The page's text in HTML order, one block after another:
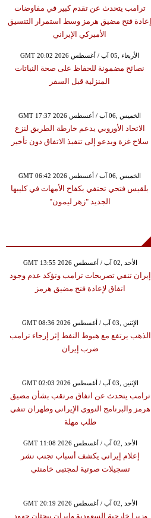
ترامب يتحدث عن تقدم كبير في مفاوضات
إعادة فتح مضيق هرمز وسط استمرار التنسيق
الأميركي الإيراني
GMT 20:02 2026 الأربعاء ,05 آب / أغسطس
نصائح مضمونة للحفاظ على صحة النباتات
المنزلية قبل السفر
GMT 17:37 2026 الخميس ,06 آب / أغسطس
الاتحاد الأوروبي يدعم خارطة الطريق لنزع
سلاح غزة ويدعو إلى تنفيذ الاتفاق دون تأخير
GMT 06:42 2026 الخميس ,06 آب / أغسطس
بلقيس فتحي تحتفي بكفاح الأمهات في كليبها
الجديد "زهر ليمون"
GMT 13:55 2026 الأحد ,02 آب / أغسطس
إيران تنفي تصريحات ترامب وتؤكد عدم وجود
اتفاق لإعادة فتح مضيق هرمز
GMT 08:36 2026 الإثنين ,03 آب / أغسطس
الذهب يرتفع مع هبوط النفط إثر إرجاء ترامب
ضرب إيران
GMT 02:03 2026 الإثنين ,03 آب / أغسطس
ترامب يتحدث عن اتفاق مرتقب بشأن مضيق
هرمز والبرنامج النووي الإيراني وطهران تنفي
طلب مهلة
GMT 11:08 2026 الأحد ,02 آب / أغسطس
إعلام إيراني يكشف أسباب تجنب نشر
تسجيلات صوتية لمجتبى خامنئي
GMT 20:19 2026 الأحد ,02 آب / أغسطس
وزيرا خارجية السعودية وإيران يبحثان جهود